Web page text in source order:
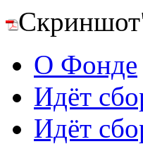
О Фонде
Идёт
Идёт